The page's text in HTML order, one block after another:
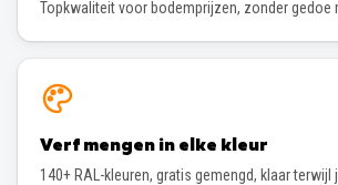
Topkwaliteit voor bodemprijzen, zonder gedoe
Verf mengen in elke kleur
140+ RAL-kleuren, gratis gemengd, klaar terwijl